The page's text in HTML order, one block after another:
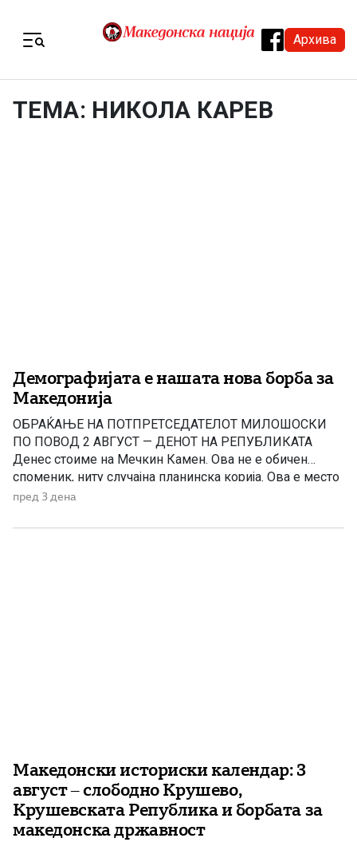
Архива
ТЕМА: НИКОЛА КАРЕВ
Демографијата е нашата нова борба за
Македонија
ОБРАЌАЊЕ НА ПОТПРЕТСЕДАТЕЛОТ МИЛОШОСКИ
ПО ПОВОД 2 АВГУСТ — ДЕНОТ НА РЕПУБЛИКАТА
Денес стоиме на Мечкин Камен. Ова не е обичен
споменик, ниту случајна планинска корија. Ова е место
каде што пред 123 години една мала чета јунаци
не отстапија! Питу Гули и неговите соборци знаеле сè
пред 3 дена
Македонски историски календар: 3
август – слободно Крушево,
Крушевската Република и борбата за
македонска државност